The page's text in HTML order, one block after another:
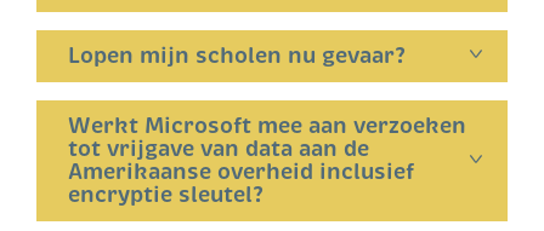
Lopen mijn scholen nu gevaar?
Werkt Microsoft mee aan verzoeken
tot vrijgave van data aan de
Amerikaanse overheid inclusief
encryptie sleutel?